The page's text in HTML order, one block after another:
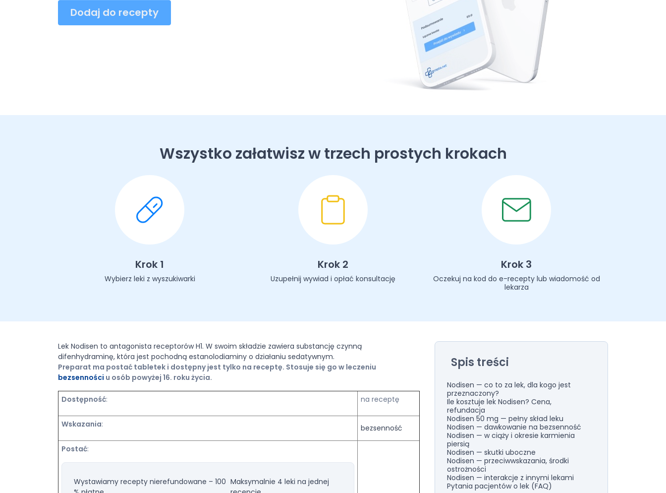
Dodaj do recepty
Wszystko załatwisz w trzech prostych krokach
Krok 1
Wybierz leki z wyszukiwarki
Krok 2
Uzupełnij wywiad i opłać konsultację
Krok 3
Oczekuj na kod do e-recepty lub wiadomość od
lekarza
Lek Nodisen to antagonista receptorów H1. W swoim składzie zawiera substancję czynną
difenhydraminę, która jest pochodną estanolodiaminy o działaniu sedatywnym.
Preparat ma postać tabletek i dostępny jest tylko na receptę. Stosuje się go w leczeniu
bezsenności u osób powyżej 16. roku życia.
Dostępność: na receptę
Wskazania: bezsenność
Postać:
Wystawiamy recepty nierefundowane – 100 Maksymalnie 4 leki na jednej
Spis treści
Nodisen — co to za lek, dla kogo jest
przeznaczony?
Ile kosztuje lek Nodisen? Cena,
refundacja
Nodisen 50 mg — pełny skład leku
Nodisen — dawkowanie na bezsenność
Nodisen — w ciąży i okresie karmienia
piersią
Nodisen — skutki uboczne
Nodisen — przeciwwskazania, środki
ostrożności
Nodisen — interakcje z innymi lekami
Pytania pacjentów o lek (FAQ)